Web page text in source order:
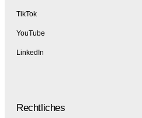
TikTok
YouTube
LinkedIn
Rechtliches